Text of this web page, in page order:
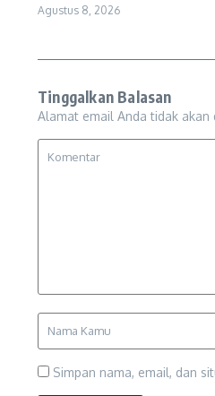
Agustus 8, 2026
Tinggalkan Balasan
Alamat email Anda tidak akan
Simpan nama, email, dan